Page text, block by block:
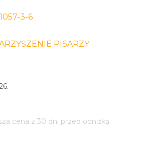
3-6
PISARZY
cena z 30 dni przed obniżką